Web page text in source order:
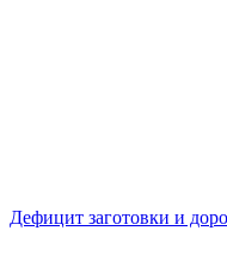
Дефицит заготовки и